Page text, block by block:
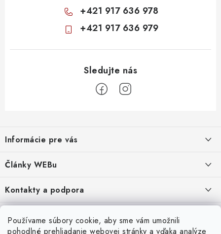
Používame súbory cookie, aby sme vám umožnili
pohodlné prehliadanie webovej stránky a vďaka analýze
+421 917 636 978
+421 917 636 979
p
ä
e
Informácie pre vás
Obchodné podmienky
Moja objednávka
Odstúpenie od zmluvy
Články WEBu
Dôležité oznamy
16.6.2026
Nákup na splátky
23.10.2022
Kontakty a podpora
2.8.2022
Servisné služby